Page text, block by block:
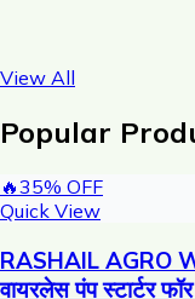
View All
Popular
🔥35% OFF
Quick View
RASHAIL AGRO
वायरलेस पंप स्टार्टर